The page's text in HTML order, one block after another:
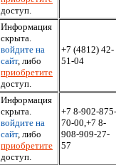
доступ.
Информация
скрыта.
войдите на
сайт, либо
приобретите
доступ.
+7 (4812) 42-
51-04
Информация
скрыта.
войдите на
сайт, либо
приобретите
доступ.
+7 8-902-875-
70-00,+7 8-
908-909-27-
57